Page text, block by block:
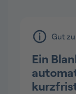
Gut
Ein